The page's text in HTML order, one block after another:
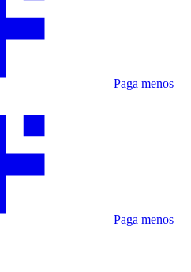
Paga menos
Paga menos